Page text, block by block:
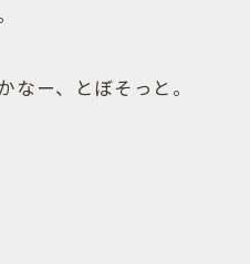
ー、とぼそっと。